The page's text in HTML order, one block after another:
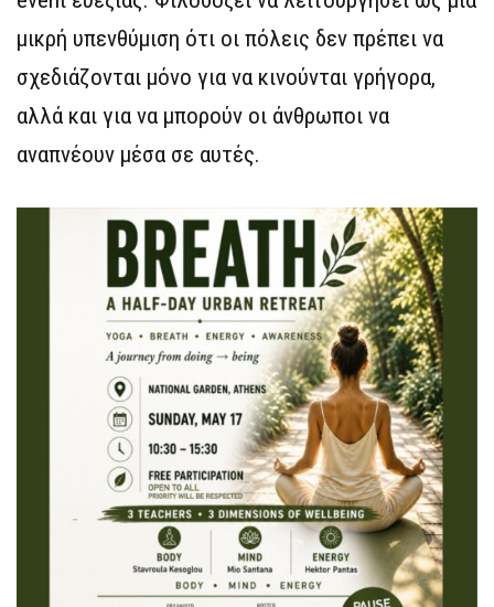
μικρή υπενθύμιση ότι οι πόλεις δεν πρέπει να
σχεδιάζονται μόνο για να κινούνται γρήγορα,
αλλά και για να μπορούν οι άνθρωποι να
αναπνέουν μέσα σε αυτές.